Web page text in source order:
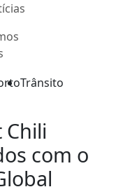
Trânsito
Chili
com o